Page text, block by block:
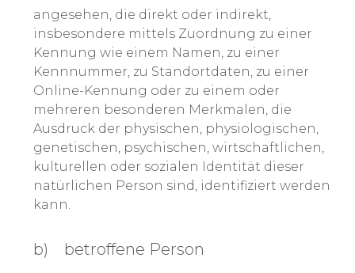
angesehen, die direkt oder indirekt,
insbesondere mittels Zuordnung zu einer
Kennung wie einem Namen, zu einer
Kennnummer, zu Standortdaten, zu einer
Online-Kennung oder zu einem oder
mehreren besonderen Merkmalen, die
Ausdruck der physischen, physiologischen,
genetischen, psychischen, wirtschaftlichen,
kulturellen oder sozialen Identität dieser
natürlichen Person sind, identifiziert werden
kann.
b) betroffene Person